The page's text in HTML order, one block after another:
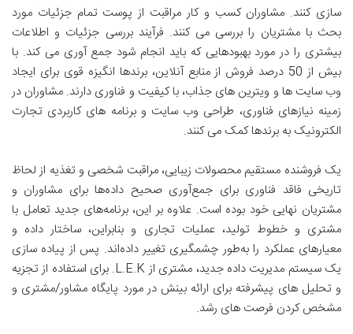
سازی کنند. مشاوران کسب و کار مراقبت از پوست تمام جزئیات مورد
بحث با مشتریان را بررسی می کنند. فرآیند بررسی جزئیات و اطلاعات
بیشتری را در مورد بهبودهایی که باید انجام شود جمع آوری می کند. با
بیش از 50 درصد فروش از منابع آنلاین، برندها انگیزه قوی برای ایجاد
وب سایت ها و ویترین های جذاب، با کیفیت و فناوری دارند. مشاوران در
زمینه نیازهای فناوری، طراحی وب سایت و برنامه های کاربردی تجارت
الکترونیک به برندها کمک می کنند.
یک فروشنده مستقیم محصولات زیبایی، مراقبت شخصی و تغذیه از لحاظ
تاریخی فاقد فناوری برای جمع‌آوری صحیح داده‌ها برای مشاوران و
مشتریان نهایی خود بوده است. علاوه بر این، برنامه‌های جدید تعامل با
مشتری و خطوط تولید، عملیات تجاری و بنابراین، ساختار داده و
معیارهای عملکرد را به‌طور چشمگیری تغییر داده‌اند. پس از پیاده سازی
یک سیستم مدیریت داده جدید، مشتری از L.E.K. برای استفاده از تجزیه
و تحلیل های پیشرفته برای ارائه بینش در مورد پایگاه مشاور/مشتری و
مشخص کردن فرصت های رشد.